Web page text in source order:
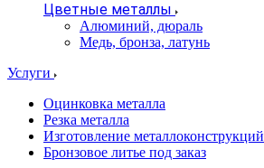
Цветные металлы
Алюминий, дюраль
Медь, бронза, латунь
Услуги
Оцинковка металла
Резка металла
Изготовление металлоконструкций
Бронзовое литье под заказ